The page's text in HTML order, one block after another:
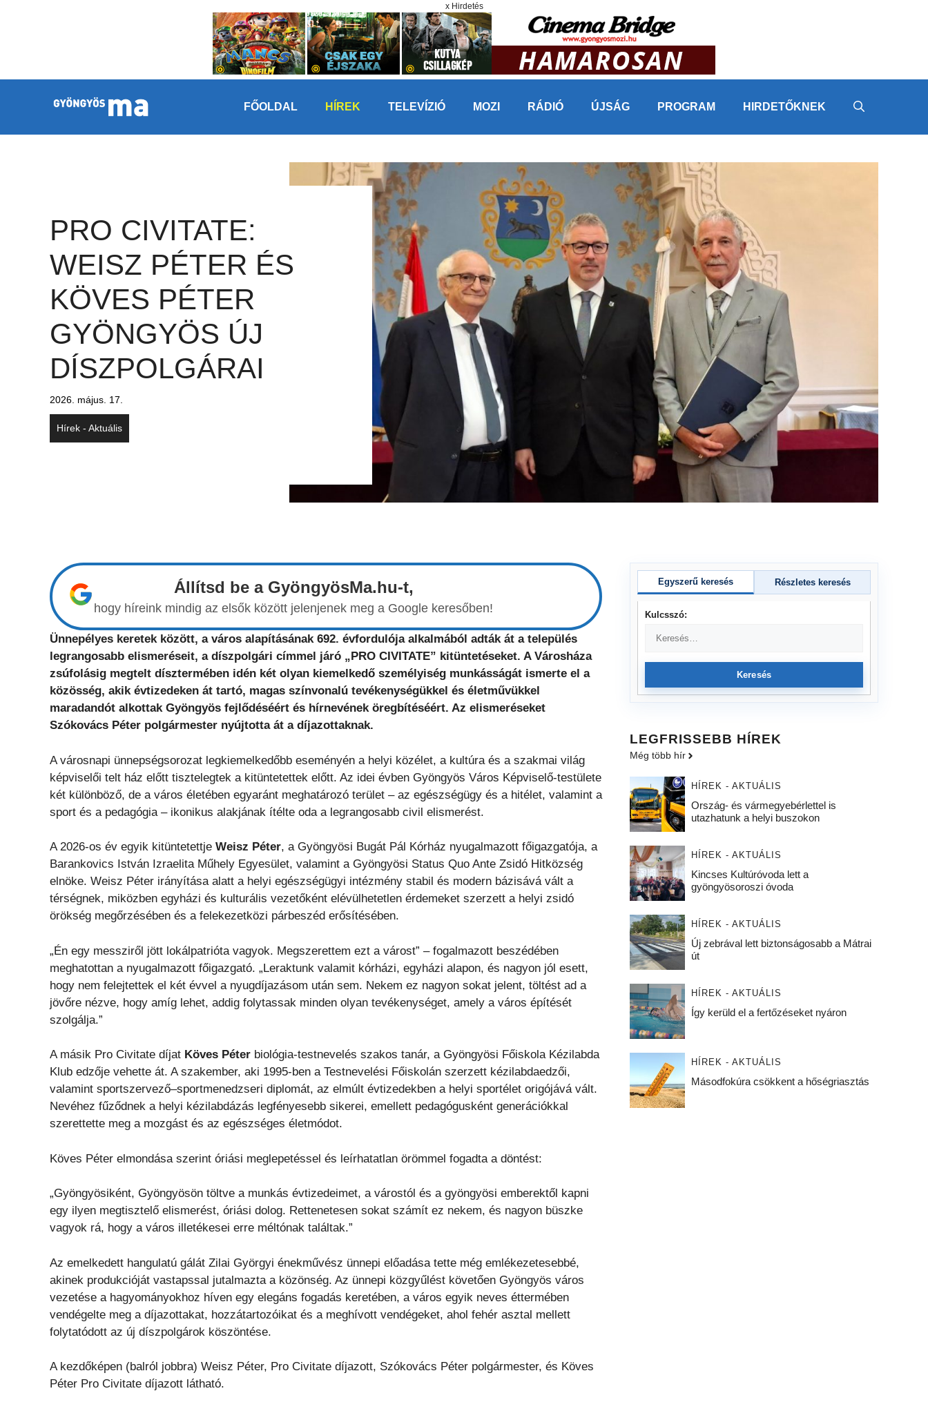
x Hirdetés
FŐOLDAL HÍREK TELEVÍZIÓ MOZI RÁDIÓ ÚJSÁG PROGRAM HIRDETŐKNEK
PRO CIVITATE:
WEISZ PÉTER ÉS
KÖVES PÉTER
GYÖNGYÖS ÚJ
DÍSZPOLGÁRAI
2026. május. 17.
Hírek - Aktuális
Állítsd be a GyöngyösMa.hu-t,
hogy híreink mindig az elsők között jelenjenek meg a Google keresőben!
Ünnepélyes keretek között, a város alapításának 692. évfordulója alkalmából adták át a település
legrangosabb elismeréseit, a díszpolgári címmel járó „PRO CIVITATE” kitüntetéseket. A Városháza
zsúfolásig megtelt dísztermében idén két olyan kiemelkedő személyiség munkásságát ismerte el a
közösség, akik évtizedeken át tartó, magas színvonalú tevékenységükkel és életművükkel
maradandót alkottak Gyöngyös fejlődéséért és hírnevének öregbítéséért. Az elismeréseket
Szókovács Péter polgármester nyújtotta át a díjazottaknak.
A városnapi ünnepségsorozat legkiemelkedőbb eseményén a helyi közélet, a kultúra és a szakmai világ
képviselői telt ház előtt tisztelegtek a kitüntetettek előtt. Az idei évben Gyöngyös Város Képviselő-testülete
két különböző, de a város életében egyaránt meghatározó terület – az egészségügy és a hitélet, valamint a
sport és a pedagógia – ikonikus alakjának ítélte oda a legrangosabb civil elismerést.
A 2026-os év egyik kitüntetettje Weisz Péter, a Gyöngyösi Bugát Pál Kórház nyugalmazott főigazgatója, a
Barankovics István Izraelita Műhely Egyesület, valamint a Gyöngyösi Status Quo Ante Zsidó Hitközség
elnöke. Weisz Péter irányítása alatt a helyi egészségügyi intézmény stabil és modern bázisává vált a
térségnek, miközben egyházi és kulturális vezetőként elévülhetetlen érdemeket szerzett a helyi zsidó
örökség megőrzésében és a felekezetközi párbeszéd erősítésében.
„Én egy messziről jött lokálpatrióta vagyok. Megszerettem ezt a várost” – fogalmazott beszédében
meghatottan a nyugalmazott főigazgató. „Leraktunk valamit kórházi, egyházi alapon, és nagyon jól esett,
hogy nem felejtettek el két évvel a nyugdíjazásom után sem. Nekem ez nagyon sokat jelent, töltést ad a
jövőre nézve, hogy amíg lehet, addig folytassak minden olyan tevékenységet, amely a város építését
szolgálja.”
A másik Pro Civitate díjat Köves Péter biológia-testnevelés szakos tanár, a Gyöngyösi Főiskola Kézilabda
Klub edzője vehette át. A szakember, aki 1995-ben a Testnevelési Főiskolán szerzett kézilabdaedzői,
valamint sportszervező–sportmenedzseri diplomát, az elmúlt évtizedekben a helyi sportélet origójává vált.
Nevéhez fűződnek a helyi kézilabdázás legfényesebb sikerei, emellett pedagógusként generációkkal
szerettette meg a mozgást és az egészséges életmódot.
Köves Péter elmondása szerint óriási meglepetéssel és leírhatatlan örömmel fogadta a döntést:
„Gyöngyösiként, Gyöngyösön töltve a munkás évtizedeimet, a várostól és a gyöngyösi emberektől kapni
egy ilyen megtisztelő elismerést, óriási dolog. Rettenetesen sokat számít ez nekem, és nagyon büszke
vagyok rá, hogy a város illetékesei erre méltónak találtak.”
Az emelkedett hangulatú gálát Zilai Györgyi énekművész ünnepi előadása tette még emlékezetesebbé,
akinek produkcióját vastapssal jutalmazta a közönség. Az ünnepi közgyűlést követően Gyöngyös város
vezetése a hagyományokhoz híven egy elegáns fogadás keretében, a város egyik neves éttermében
vendégelte meg a díjazottakat, hozzátartozóikat és a meghívott vendégeket, ahol fehér asztal mellett
folytatódott az új díszpolgárok köszöntése.
A kezdőképen (balról jobbra) Weisz Péter, Pro Civitate díjazott, Szókovács Péter polgármester, és Köves
Péter Pro Civitate díjazott látható.
Egyszerű keresés Részletes keresés
Kulcsszó:
Keresés
LEGFRISSEBB HÍREK
Még több hír
HÍREK - AKTUÁLIS
Ország- és vármegyebérlettel is
utazhatunk a helyi buszokon
HÍREK - AKTUÁLIS
Kincses Kultúróvoda lett a
gyöngyösoroszi óvoda
HÍREK - AKTUÁLIS
Új zebrával lett biztonságosabb a Mátrai
út
HÍREK - AKTUÁLIS
Így kerüld el a fertőzéseket nyáron
HÍREK - AKTUÁLIS
Másodfokúra csökkent a hőségriasztás